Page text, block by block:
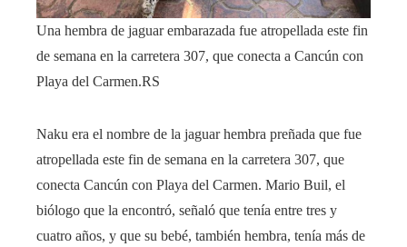
Una hembra de jaguar embarazada fue atropellada este fin
de semana en la carretera 307, que conecta a Cancún con
Playa del Carmen.RS
Naku era el nombre de la jaguar hembra preñada que fue
atropellada este fin de semana en la carretera 307, que
conecta Cancún con Playa del Carmen. Mario Buil, el
biólogo que la encontró, señaló que tenía entre tres y
cuatro años, y que su bebé, también hembra, tenía más de